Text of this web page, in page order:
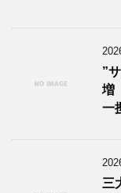
”
増
一
三